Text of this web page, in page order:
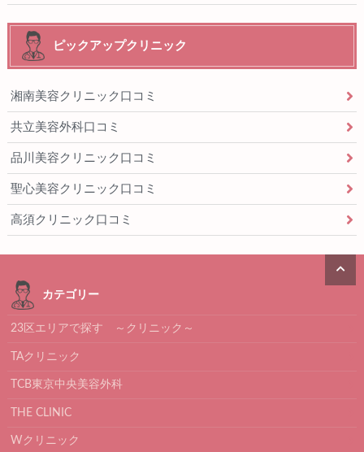
ピックアップクリニック
湘南美容クリニック口コミ
共立美容外科口コミ
品川美容クリニック口コミ
聖心美容クリニック口コミ
高須クリニック口コミ
カテゴリー
23区エリアで探す ～クリニック～
TAクリニック
TCB東京中央美容外科
THE CLINIC
Wクリニック